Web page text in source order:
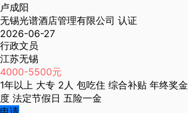
卢成阳
无锡光谱酒店管理有限公司 认证
2026-06-27
行政文员
江苏无锡
4000-5500元
1年以上 大专 2人 包吃住 综合补贴 年终奖金
度 法定节假日 五险一金